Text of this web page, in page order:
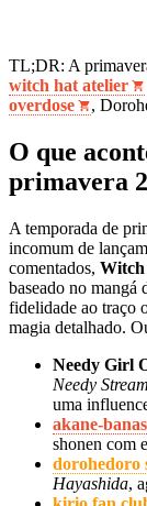
TL;DR: A
witch hat atelier
overdose
,
O que
primavera
A temporada de
incomum de
comentados,
baseado no mangá
fidelidade ao traço
magia detalhado.
Needy Girl
Needy
uma
akane-
shonen com
dorohedoro
Hayashida,